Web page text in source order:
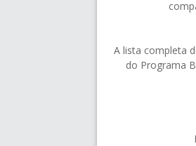
A lista completa
do Programa